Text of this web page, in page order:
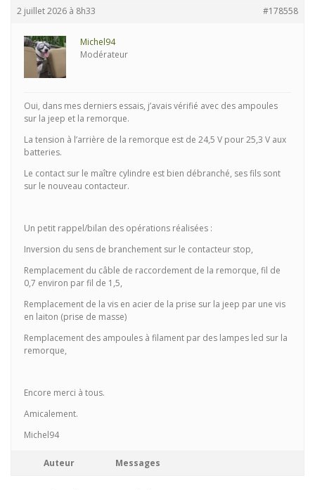
2 juillet 2026 à 8h33 #178558
Michel94
Modérateur
Oui, dans mes derniers essais, j’avais vérifié avec des ampoules
sur la jeep et la remorque.
La tension à l’arrière de la remorque est de 24,5 V pour 25,3 V aux
batteries.
Le contact sur le maître cylindre est bien débranché, ses fils sont
sur le nouveau contacteur.
Un petit rappel/bilan des opérations réalisées :
Inversion du sens de branchement sur le contacteur stop,
Remplacement du câble de raccordement de la remorque, fil de
0,7 environ par fil de 1,5,
Remplacement de la vis en acier de la prise sur la jeep par une vis
en laiton (prise de masse)
Remplacement des ampoules à filament par des lampes led sur la
remorque,
Encore merci à tous.
Amicalement.
Michel94
Auteur Messages